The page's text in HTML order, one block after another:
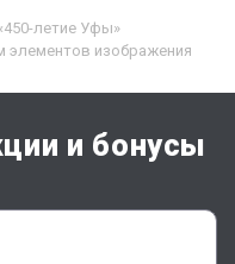
летие Уфы»
элементов изображения
и бонусы